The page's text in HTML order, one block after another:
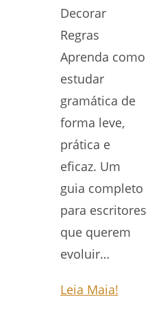
Decorar
Regras
Aprenda como
estudar
gramática de
forma leve,
prática e
eficaz. Um
guia completo
para escritores
que querem
evoluir…
Leia Maia!